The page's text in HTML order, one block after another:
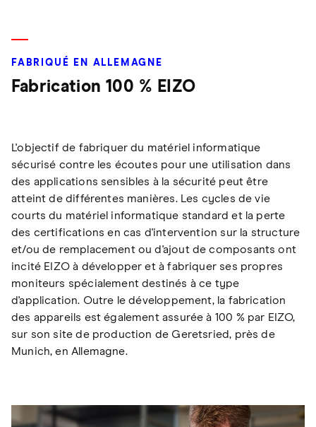
FABRIQUÉ EN ALLEMAGNE
Fabrication 100 % EIZO
L'objectif de fabriquer du matériel informatique
sécurisé contre les écoutes pour une utilisation dans
des applications sensibles à la sécurité peut être
atteint de différentes manières. Les cycles de vie
courts du matériel informatique standard et la perte
des certifications en cas d'intervention sur la structure
et/ou de remplacement ou d'ajout de composants ont
incité EIZO à développer et à fabriquer ses propres
moniteurs spécialement destinés à ce type
d'application. Outre le développement, la fabrication
des appareils est également assurée à 100 % par EIZO,
sur son site de production de Geretsried, près de
Munich, en Allemagne.